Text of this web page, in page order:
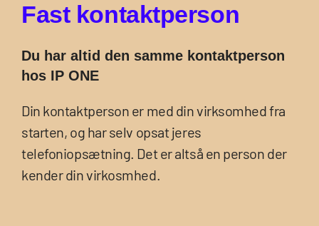
Fast kontaktperson
Du har altid den samme kontaktperson
hos IP ONE
Din kontaktperson er med din virksomhed fra
starten, og har selv opsat jeres
telefoniopsætning. Det er altså en person der
kender din virkosmhed.